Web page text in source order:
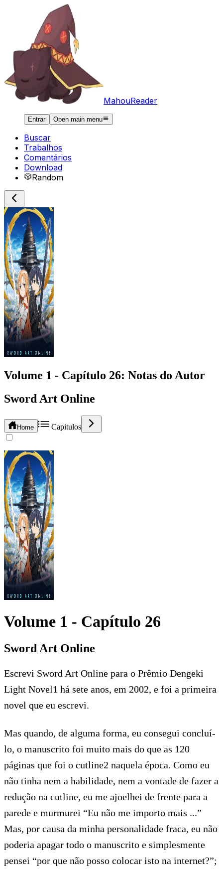
MahouReader
Entrar Open main menu
Buscar
Trabalhos
Comentários
Download
Random
Volume 1 - Capítulo 26: Notas do Autor
Sword Art Online
Home Capitulos
Volume 1 - Capítulo 26
Sword Art Online
Escrevi Sword Art Online para o Prêmio Dengeki
Light Novel1 há sete anos, em 2002, e foi a primeira
novel que eu escrevi.
Mas quando, de alguma forma, eu consegui concluí-
lo, o manuscrito foi muito mais do que as 120
páginas que foi o cutline2 naquela época. Como eu
não tinha nem a habilidade, nem a vontade de fazer a
redução na cutline, eu me ajoelhei de frente para a
parede e murmurei “Eu não me importo mais ...”
Mas, por causa da minha personalidade fraca, eu não
poderia apagar todo o manuscrito e simplesmente
pensei “por que não posso colocar isto na internet?”;